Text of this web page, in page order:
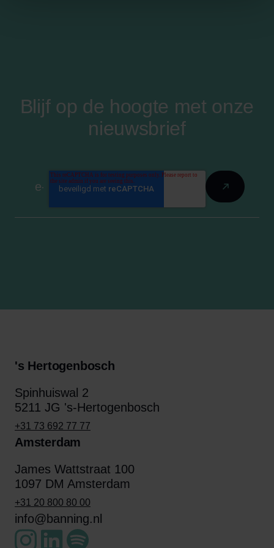
Blijf op de hoogte met onze
nieuwsbrief
's Hertogenbosch
Spinhuiswal 2
5211 JG 's-Hertogenbosch
+31 73 692 77 77
Amsterdam
James Wattstraat 100
1097 DM Amsterdam
+31 20 800 80 00
info@banning.nl